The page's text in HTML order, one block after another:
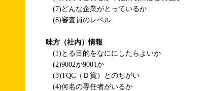
(7)どんな企業がとっているか
(8)審査員のレベル
味方（社内）情報
(1)とる目的をなににしたらよいか
(2)9002か9001か
(3)TQC（Ｄ賞）とのちがい
(4)何名の専任者がいるか